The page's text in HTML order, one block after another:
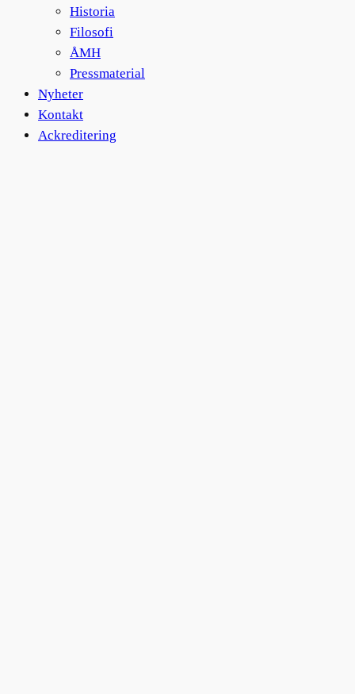
Historia
Filosofi
ÅMH
Pressmaterial
Nyheter
Kontakt
Ackreditering